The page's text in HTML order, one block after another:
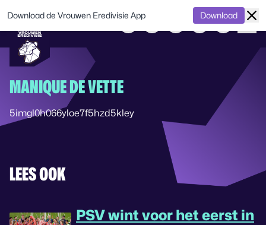
MANIQUE DE VETTE
5imgl0h066yloe7f5hzd5kley
LEES OOK
PSV wint voor het eerst in
Download de Vrouwen Eredivisie App Download